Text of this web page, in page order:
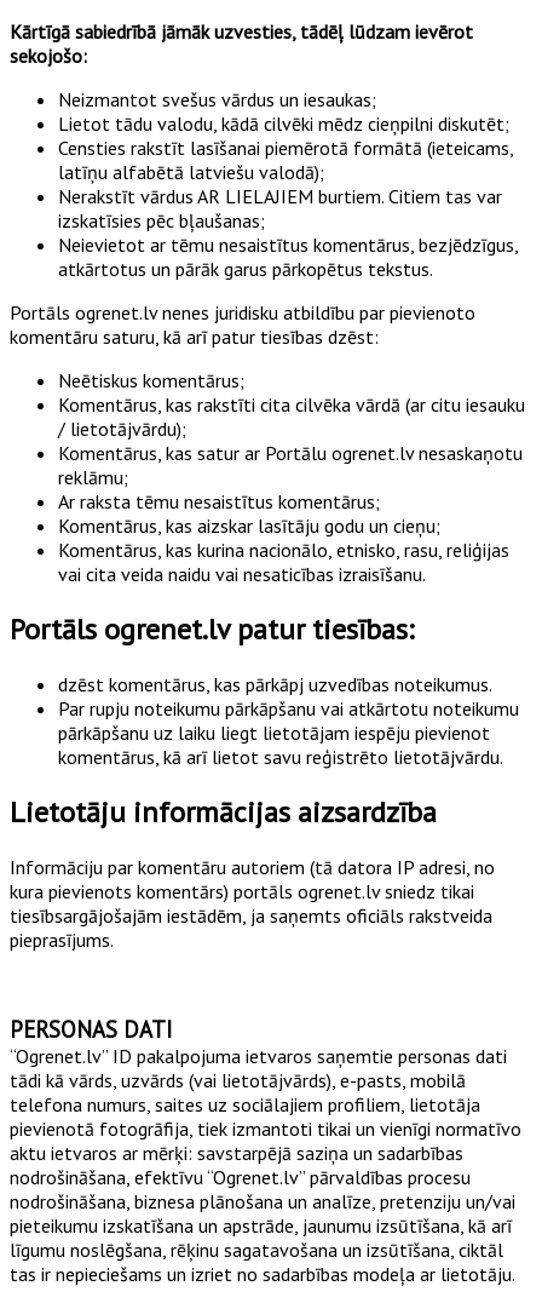
Kārtīgā sabiedrībā jāmāk uzvesties, tādēļ lūdzam ievērot
sekojošo:
Neizmantot svešus vārdus un iesaukas;
Lietot tādu valodu, kādā cilvēki mēdz cieņpilni diskutēt;
Censties rakstīt lasīšanai piemērotā formātā (ieteicams,
latīņu alfabētā latviešu valodā);
Nerakstīt vārdus AR LIELAJIEM burtiem. Citiem tas var
izskatīsies pēc bļaušanas;
Neievietot ar tēmu nesaistītus komentārus, bezjēdzīgus,
atkārtotus un pārāk garus pārkopētus tekstus.
Portāls ogrenet.lv nenes juridisku atbildību par pievienoto
komentāru saturu, kā arī patur tiesības dzēst:
Neētiskus komentārus;
Komentārus, kas rakstīti cita cilvēka vārdā (ar citu iesauku
/ lietotājvārdu);
Komentārus, kas satur ar Portālu ogrenet.lv nesaskaņotu
reklāmu;
Ar raksta tēmu nesaistītus komentārus;
Komentārus, kas aizskar lasītāju godu un cieņu;
Komentārus, kas kurina nacionālo, etnisko, rasu, reliģijas
vai cita veida naidu vai nesaticības izraisīšanu.
Portāls ogrenet.lv patur tiesības:
dzēst komentārus, kas pārkāpj uzvedības noteikumus.
Par rupju noteikumu pārkāpšanu vai atkārtotu noteikumu
pārkāpšanu uz laiku liegt lietotājam iespēju pievienot
komentārus, kā arī lietot savu reģistrēto lietotājvārdu.
Lietotāju informācijas aizsardzība
Informāciju par komentāru autoriem (tā datora IP adresi, no
kura pievienots komentārs) portāls ogrenet.lv sniedz tikai
tiesībsargājošajām iestādēm, ja saņemts oficiāls rakstveida
pieprasījums.
PERSONAS DATI
“Ogrenet.lv” ID pakalpojuma ietvaros saņemtie personas dati
tādi kā vārds, uzvārds (vai lietotājvārds), e-pasts, mobilā
telefona numurs, saites uz sociālajiem profiliem, lietotāja
pievienotā fotogrāfija, tiek izmantoti tikai un vienīgi normatīvo
aktu ietvaros ar mērķi: savstarpējā saziņa un sadarbības
nodrošināšana, efektīvu “Ogrenet.lv” pārvaldības procesu
nodrošināšana, biznesa plānošana un analīze, pretenziju un/vai
pieteikumu izskatīšana un apstrāde, jaunumu izsūtīšana, kā arī
līgumu noslēgšana, rēķinu sagatavošana un izsūtīšana, ciktāl
tas ir nepieciešams un izriet no sadarbības modeļa ar lietotāju.